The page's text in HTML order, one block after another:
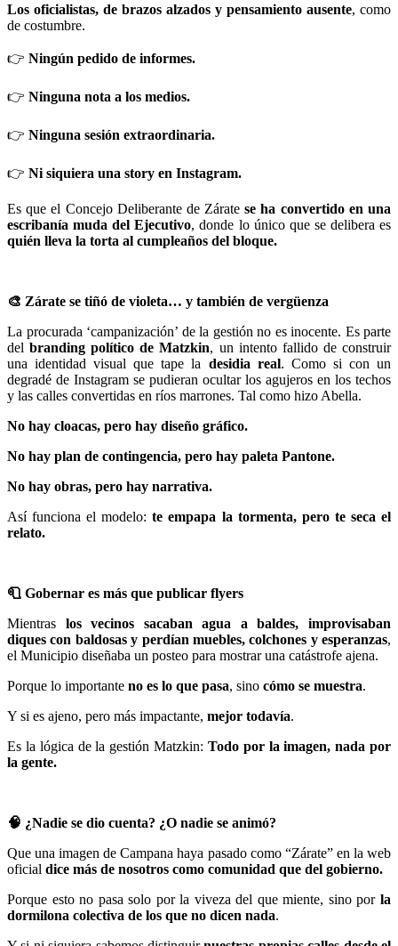
Los oficialistas, de brazos alzados y pensamiento ausente, como
de costumbre.
👉 Ningún pedido de informes.
👉 Ninguna nota a los medios.
👉 Ninguna sesión extraordinaria.
👉 Ni siquiera una story en Instagram.
Es que el Concejo Deliberante de Záratese ha convertido en una
escribanía muda del Ejecutivo, donde lo único que se delibera es
quién lleva la torta al cumpleaños del bloque.
🎨 Zárate se tiñó de violeta… y también de vergüenza
La procurada ‘campanización’ de la gestión no es inocente. Es parte
delbranding político de Matzkin, un intento fallido de construir
una identidad visual que tape la desidia real. Como si con un
degradé de Instagram se pudieran ocultar los agujeros en los techos
y las calles convertidas en ríos marrones. Tal como hizo Abella.
No hay cloacas, pero hay diseño gráfico.
No hay plan de contingencia, pero hay paleta Pantone.
No hay obras, pero hay narrativa.
Así funciona el modelo:te empapa la tormenta, pero te seca el
relato.
🧻 Gobernar es más que publicar flyers
Mientras los vecinos sacaban agua a baldes, improvisaban
diques con baldosas y perdían muebles, colchones y esperanzas,
el Municipio diseñaba un posteo para mostrar una catástrofe ajena.
Porque lo importante no es lo que pasa, sino cómo se muestra.
Y si es ajeno, pero más impactante, mejor todavía.
Es la lógica de la gestión Matzkin: Todo por la imagen, nada por
la gente.
🧠 ¿Nadie se dio cuenta? ¿O nadie se animó?
Que una imagen de Campana haya pasado como “Zárate” en la web
oficial dice más de nosotros como comunidad que del gobierno.
Porque esto no pasa solo por la viveza del que miente, sino por la
dormilona colectiva de los que no dicen nada.